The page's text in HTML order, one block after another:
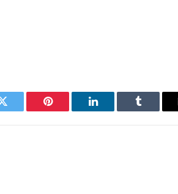
Twitter Pinterest LinkedIn Tumblr